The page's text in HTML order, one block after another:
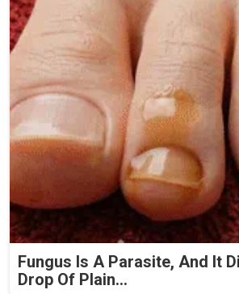
Fungus Is A Parasite, And It
Drop Of Plain...